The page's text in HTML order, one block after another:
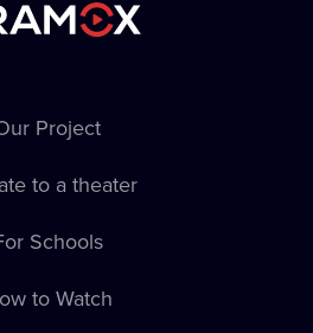
Project
to a theater
Schools
to Watch